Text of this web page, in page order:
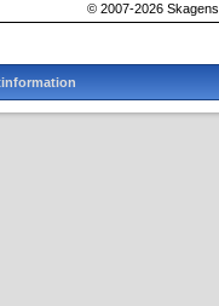
© 2007-2026